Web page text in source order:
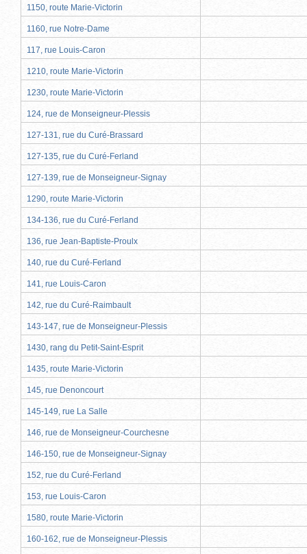
1150, route Marie-Victorin
1160, rue Notre-Dame
117, rue Louis-Caron
1210, route Marie-Victorin
1230, route Marie-Victorin
124, rue de Monseigneur-Plessis
127-131, rue du Curé-Brassard
127-135, rue du Curé-Ferland
127-139, rue de Monseigneur-Signay
1290, route Marie-Victorin
134-136, rue du Curé-Ferland
136, rue Jean-Baptiste-Proulx
140, rue du Curé-Ferland
141, rue Louis-Caron
142, rue du Curé-Raimbault
143-147, rue de Monseigneur-Plessis
1430, rang du Petit-Saint-Esprit
1435, route Marie-Victorin
145, rue Denoncourt
145-149, rue La Salle
146, rue de Monseigneur-Courchesne
146-150, rue de Monseigneur-Signay
152, rue du Curé-Ferland
153, rue Louis-Caron
1580, route Marie-Victorin
160-162, rue de Monseigneur-Plessis